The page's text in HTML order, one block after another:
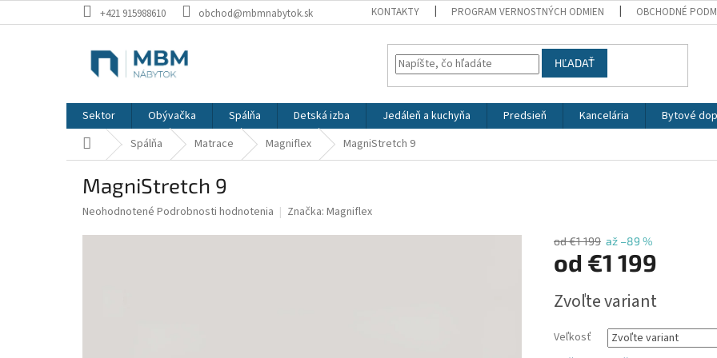
na
+421 915988610 obchod@mbmnabytok.sk KONTAKTY PROGRAM VERNOSTNÝCH ODMIEN OBCHODNÉ
HĽADAŤ
Sektor Obývačka Spálňa Detská izba Jedáleň a kuchyňa Predsieň Kancelária Bytové
DomovSpálňa Matrace Magniflex MagniStretch 9
MagniStretch 9
Priemerné
Neohodnotené Podrobnosti hodnotenia Značka: Magniflex
od €1 199 až –89 %
od €1 199
cena:
Zvoľte variant
Veľkosť